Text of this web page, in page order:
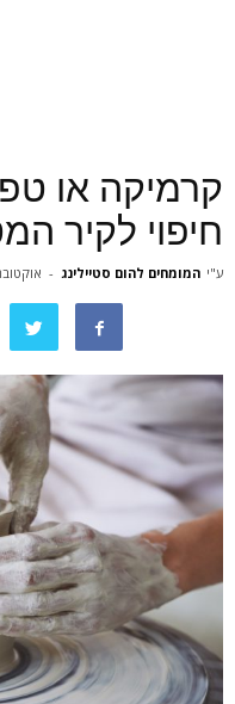
קרמיקה או
חיפוי לקיר
ע"י המומחים להום סטיילינג - אוקטובר 25,